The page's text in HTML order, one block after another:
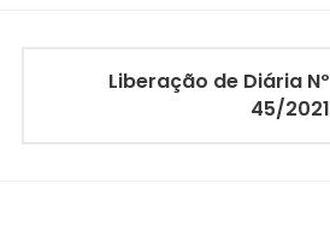
Liberação de Diária Nº
45/2021